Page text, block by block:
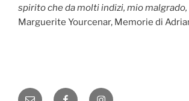
spirito che da molti indizi, mio malgrado,
Marguerite Yourcenar, Memorie di
Email FacebookInstagram